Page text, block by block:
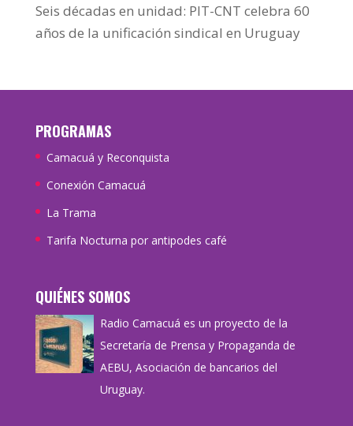
Seis décadas en unidad: PIT-CNT celebra 60
años de la unificación sindical en Uruguay
PROGRAMAS
Camacuá y Reconquista
Conexión Camacuá
La Trama
Tarifa Nocturna por antipodes café
QUIÉNES SOMOS
Radio Camacuá es un proyecto de la
Secretaría de Prensa y Propaganda de
AEBU, Asociación de bancarios del
Uruguay.